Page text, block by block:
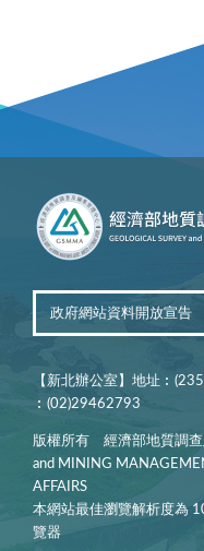
政府網站資料開放宣告
【新北辦公室】地址
︰(02)29462793
版權所有 經濟部地質調查
and MINING
AFFAIRS
本網站最佳瀏覽解析度為
覽器